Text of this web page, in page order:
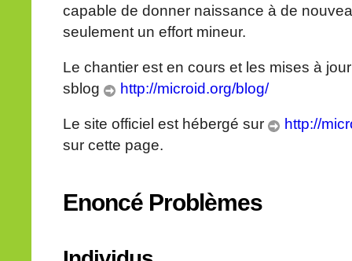
capable de donner naissance à de
seulement un effort mineur.
Le chantier est en cours et les mises à
sblog
http://microid.org/blog/
Le site officiel est hébergé sur
http://
sur cette page.
Enoncé Problèmes